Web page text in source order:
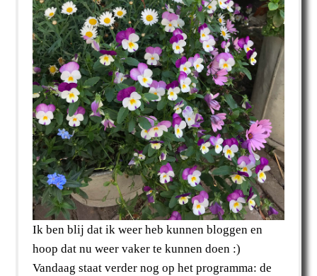
Ik ben blij dat ik weer heb kunnen bloggen en
hoop dat nu weer vaker te kunnen doen :)
Vandaag staat verder nog op het programma: de